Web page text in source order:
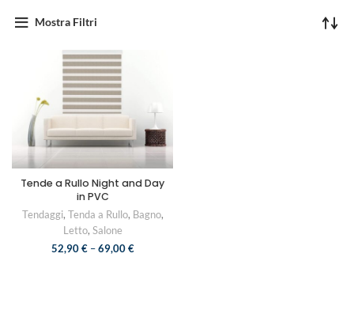
Mostra Filtri
Tende a Rullo Night and Day
in PVC
Tendaggi, Tenda a Rullo, Bagno,
Letto, Salone
52,90 €– 69,00 €